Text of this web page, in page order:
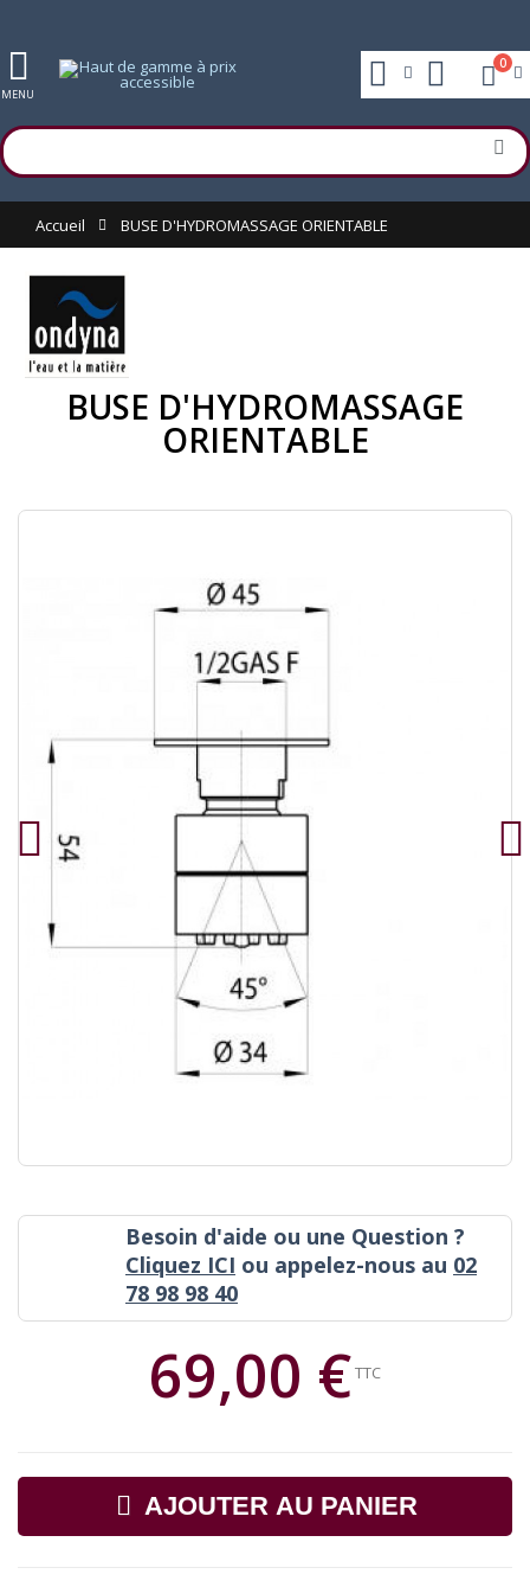
MENU
0
Accueil BUSE D'HYDROMASSAGE ORIENTABLE
BUSE D'HYDROMASSAGE
ORIENTABLE
Besoin d'aide ou une Question ?
Cliquez ICI ou appelez-nous au 02
78 98 98 40
69,00 €TTC
AJOUTER AU PANIER